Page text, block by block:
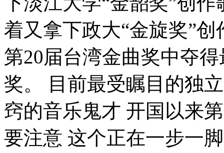
着又拿下政大“金旋奖”
第20届台湾金曲奖中夺
奖。 目前最受瞩目的独
窍的音乐鬼才 开国以来
要注意 这个正在一步一